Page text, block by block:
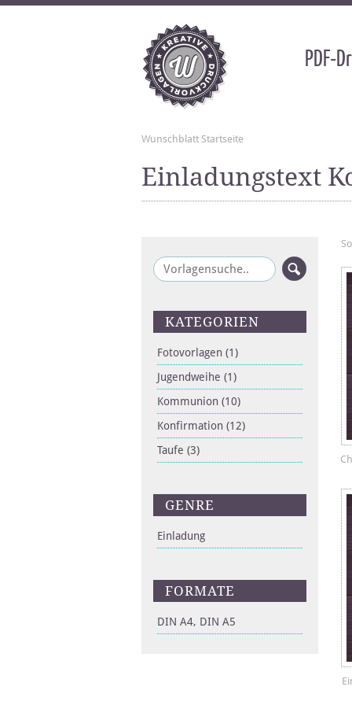
PDF-
Wunschblatt Startseite
Einladungstext
KATEGORIEN
Fotovorlagen (1)
Jugendweihe (1)
Kommunion (10)
Konfirmation (12)
Taufe (3)
GENRE
Einladung
FORMATE
DIN A4, DIN A5